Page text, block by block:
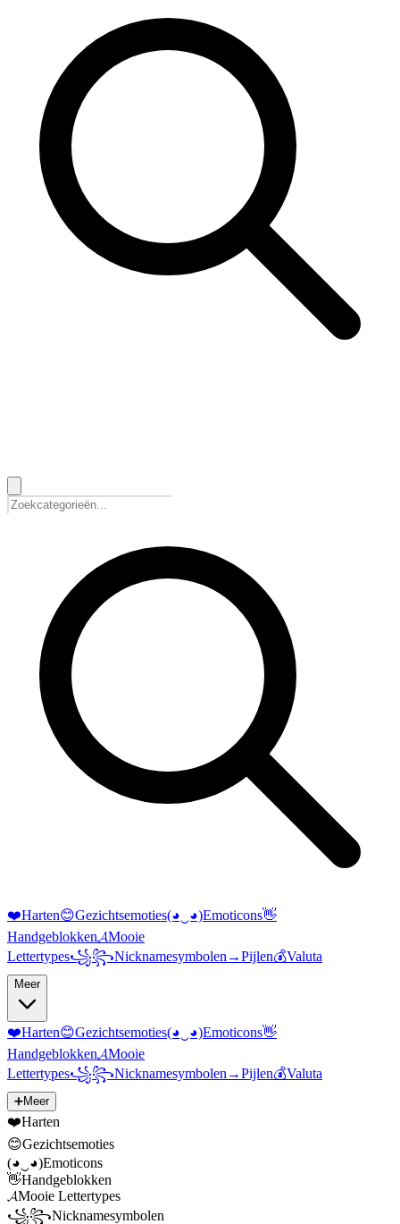
❤️Harten😊Gezichtsemoties(◕‿◕)Emoticons👋
Handgeblokken𝓐Mooie
Lettertypes꧁꧂Nicknamesymbolen →Pijlen💰Valuta
Meer
❤️Harten😊Gezichtsemoties(◕‿◕)Emoticons👋
Handgeblokken𝓐Mooie
Lettertypes꧁꧂Nicknamesymbolen →Pijlen💰Valuta
➕Meer
❤️Harten
😊Gezichtsemoties
(◕‿◕)Emoticons
👋Handgeblokken
𝓐Mooie Lettertypes
꧁꧂Nicknamesymbolen